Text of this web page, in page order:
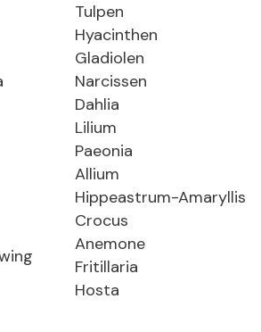
Tulpen
Hyacinthen
Gladiolen
Narcissen
Dahlia
Lilium
Paeonia
Allium
Hippeastrum-Amaryllis
Crocus
Anemone
Fritillaria
Hosta